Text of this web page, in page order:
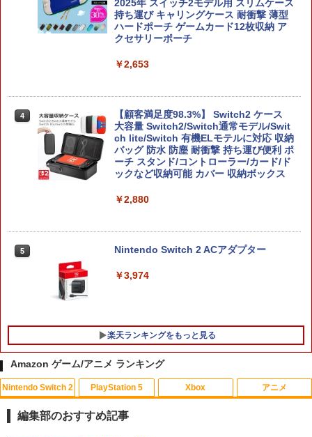
2025年 スイッチ2モデル用 スリムケース
持ち運び キャリングケース 耐衝撃 薄型
ハードポーチ ゲームカード12枚収納 ア
クセサリーポーチ
￥2,653
4
【顧客満足度98.3%】 Switch2 ケース
大容量 Switch2/Switch通常モデル/Swit
ch lite/Switch 有機ELモテルに対応 収納
バッグ 防水 防塵 耐衝撃 持ち運び便利 ポ
ーチ スタンド/コントローラー/カード/ド
ックなど収納可能 カバー 収納ボックス
￥2,880
5 Nintendo Switch 2 ACアダプター
￥3,974
楽天ランキングをもっと見る
1
鬼エイム 指サック ゲーム スマホ ゲーミ
ング FPS 音ゲー 荒野行動 PUBG Apex
CoD 高感度 銀繊維 手汗対策 鬼サック 6
1
劇場版「鬼滅の刃」無限城編 第一章 猗
窩座再来(通常版)【Blu-ray】 [ 吾峠呼世
晴 ]
Amazon ゲーム/アニメ ランキング
Nintendo Switch 2 PlayStation 5 Xbox アニメ
編集部のおすすめ記事